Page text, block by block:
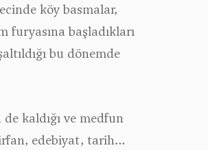
köy basmalar,
başladıkları
bu dönemde
kaldığı ve medfun
irfan, edebiyat, tarih…